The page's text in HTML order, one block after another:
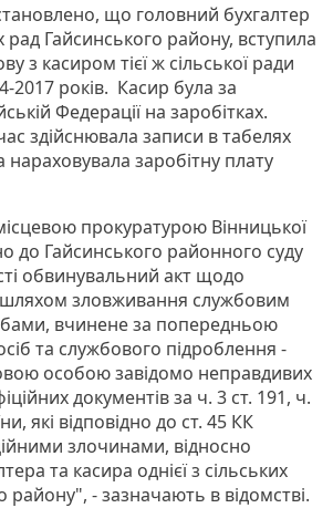
що головний бухгалтер
рад Гайсинського району, вступила
з касиром тієї ж сільської ради
2017 років. Касир була за
Федерації на заробітках.
здійснювала записи в табелях
нараховувала заробітну плату
прокуратурою Вінницької
до Гайсинського районного суду
обвинувальний акт щодо
зловживання службовим
вчинене за попередньою
та службового підроблення -
особою завідомо неправдивих
документів за ч. 3 ст. 191, ч.
які відповідно до ст. 45 КК
злочинами, відносно
та касира однієї з сільських
району", - зазначають в відомстві.